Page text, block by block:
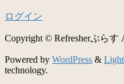
ログイン
Copyright © Refresherぷらす
Powered by WordPress &
technology.